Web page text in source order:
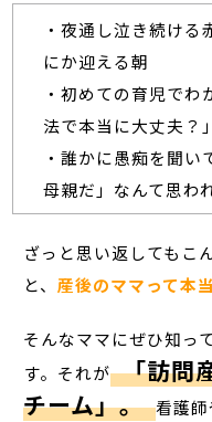
・夜通し泣き続ける
にか迎える朝
・初めての育児でわ
法で本当に大丈夫？
・誰かに愚痴を聞い
母親だ」なんて思わ
ざっと思い返してもこ
と、産後のママって本
そんなママにぜひ知っ
す。それが 「訪問
チーム」。 看護